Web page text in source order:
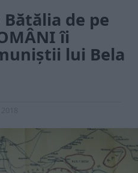
de pe
îi
lui Bela